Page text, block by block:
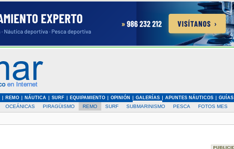
REMO NÁUTICA SURF EQUIPAMIENTO OPINIÓN GALERÍAS APUNTES NÁUTICOS GUÍAS
OCEÁNICAS PIRAGÜISMO REMO SURF SUBMARINISMO PESCA FOTOS MES